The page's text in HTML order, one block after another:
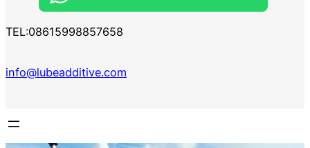
TEL:08615998857658
info@lubeadditive.com